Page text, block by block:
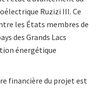
Ruzizi III. Ce
les États membres de
des Grands Lacs
énergétique
financière du projet est